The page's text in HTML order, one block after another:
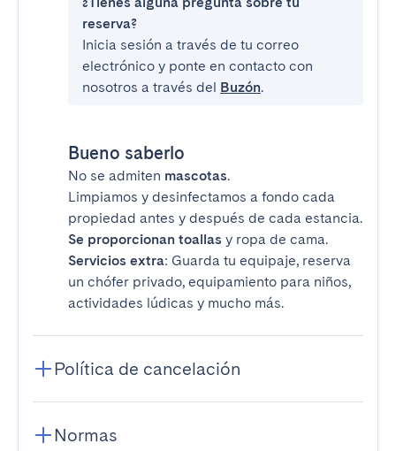
reserva?
Inicia sesión a través de tu correo
electrónico y ponte en contacto con
nosotros a través del Buzón.
Bueno saberlo
No se admiten mascotas.
Limpiamos y desinfectamos a fondo cada
propiedad antes y después de cada estancia.
Se proporcionan toallas y ropa de cama.
Servicios extra: Guarda tu equipaje, reserva
un chófer privado, equipamiento para niños,
actividades lúdicas y mucho más.
Política de cancelación
Normas